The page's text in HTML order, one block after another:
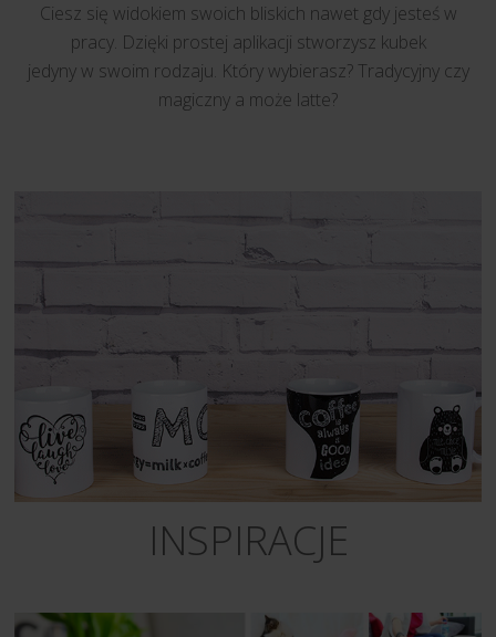
Ciesz się widokiem swoich bliskich nawet gdy jesteś w
pracy. Dzięki prostej aplikacji stworzysz kubek
jedyny w swoim rodzaju. Który wybierasz? Tradycyjny czy
magiczny a może latte?
INSPIRACJE